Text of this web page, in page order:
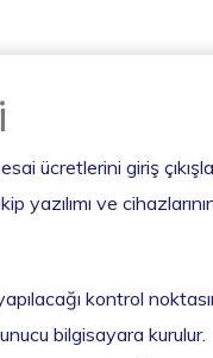
ücretlerini giriş
yazılımı ve
kontrol
bilgisayara kurulur.